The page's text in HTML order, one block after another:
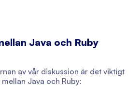
Java och Ruby
av vår diskussion är det viktigt
Java och Ruby: